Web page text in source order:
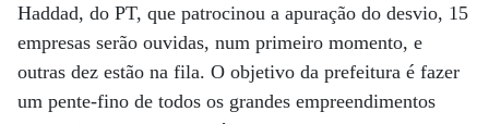
Haddad, do PT, que patrocinou a apuração do desvio, 15
empresas serão ouvidas, num primeiro momento, e
outras dez estão na fila. O objetivo da prefeitura é fazer
um pente-fino de todos os grandes empreendimentos